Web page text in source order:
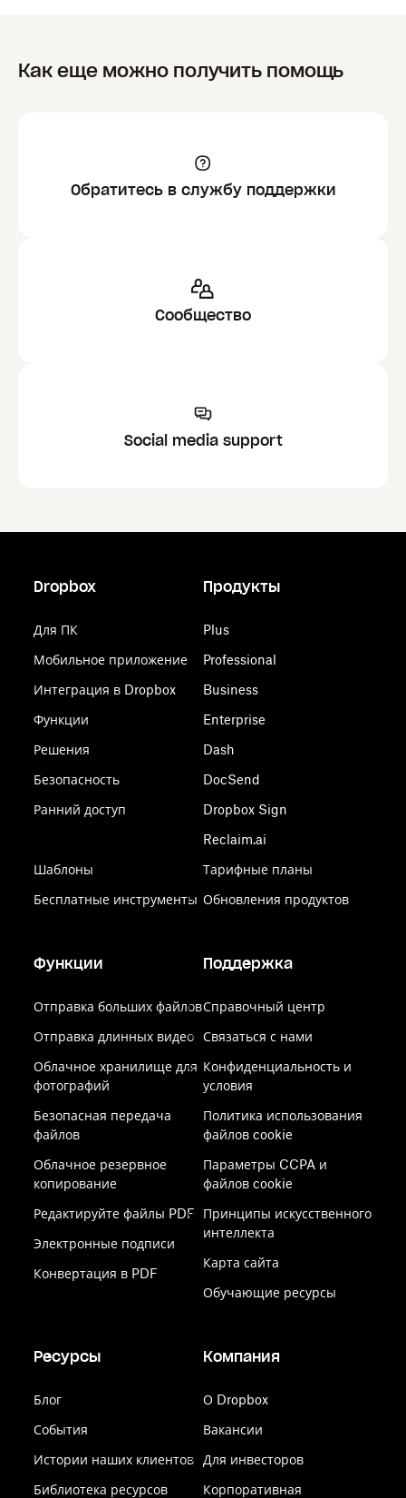
Как еще можно получить помощь
Обратитесь в службу поддержки
Сообщество
Social media support
Dropbox
Для ПК
Мобильное приложение
Интеграция в Dropbox
Функции
Решения
Безопасность
Ранний доступ
Шаблоны
Бесплатные инструменты
Продукты
Plus
Professional
Business
Enterprise
Dash
DocSend
Dropbox Sign
Reclaim.ai
Тарифные планы
Обновления продуктов
Функции
Отправка больших файлов
Отправка длинных видео
Облачное хранилище для
фотографий
Безопасная передача
файлов
Облачное резервное
копирование
Редактируйте файлы PDF
Электронные подписи
Конвертация в PDF
Поддержка
Справочный центр
Связаться с нами
Конфиденциальность и
условия
Политика использования
файлов cookie
Параметры CCPA и
файлов cookie
Принципы искусственного
интеллекта
Карта сайта
Обучающие ресурсы
Ресурсы
Блог
События
Истории наших клиентов
Библиотека ресурсов
Компания
О Dropbox
Вакансии
Для инвесторов
Корпоративная